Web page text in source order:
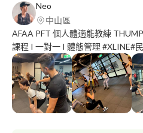
Neo
中山區
AFAA PFT 個人體適能教練
課程 I 一對一 I 體態管理 #XLINE#
三多店#泰國曼谷店#宜蘭羅東店